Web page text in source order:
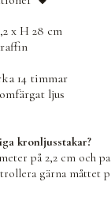
x H 28 cm
14 timmar
ljus
kronljusstakar?
på 2,2 cm och
gärna måttet